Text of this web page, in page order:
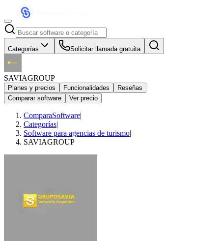
Categorías Solicitar llamada gratuita
SAVIAGROUP
Planes y precios Funcionalidades
Reseñas
Comparar software
Ver precio
ComparaSoftware|
Categorías|
Software para agencias de turismo|
SAVIAGROUP